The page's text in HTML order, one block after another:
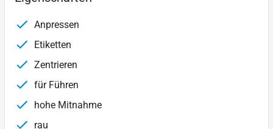
Anpressen
Etiketten
Zentrieren
für Führen
hohe Mitnahme
rau